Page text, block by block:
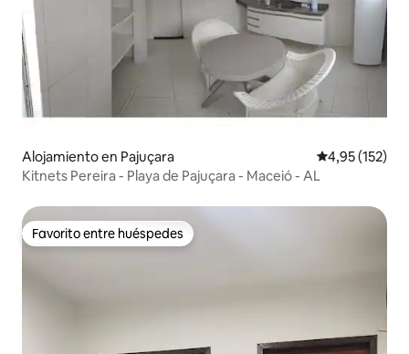
Alojamiento en Pajuçara Calificación
4,95 (152)
Kitnets Pereira - Playa de Pajuçara - Maceió - AL
Favorito entre huéspedes
Favorito entre huéspedes